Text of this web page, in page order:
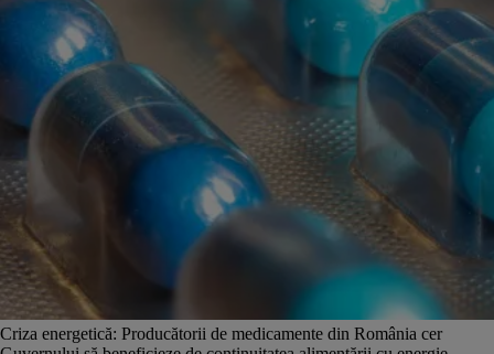
Criza energetică: Producătorii de medicamente din România cer